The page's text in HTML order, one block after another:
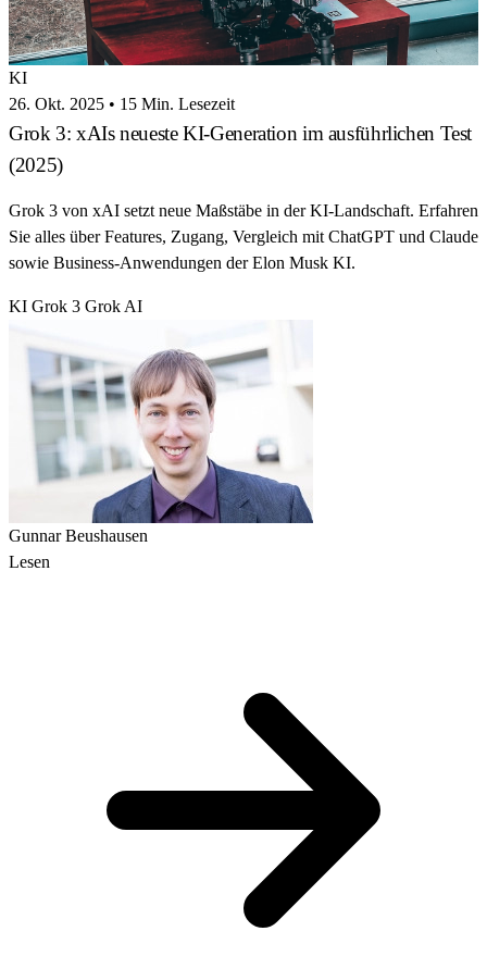
KI
26. Okt. 2025 • 15 Min. Lesezeit
Grok 3: xAIs neueste KI-Generation im ausführlichen Test
(2025)
Grok 3 von xAI setzt neue Maßstäbe in der KI-Landschaft. Erfahren
Sie alles über Features, Zugang, Vergleich mit ChatGPT und Claude
sowie Business-Anwendungen der Elon Musk KI.
KI Grok 3 Grok AI
Gunnar Beushausen
Lesen